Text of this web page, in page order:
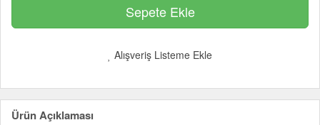
Alışveriş Listeme Ekle
Ürün Açıklaması